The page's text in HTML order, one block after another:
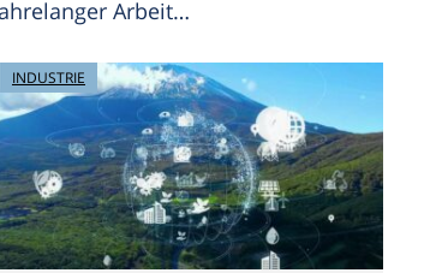
Arbeit…
INDUSTRIE